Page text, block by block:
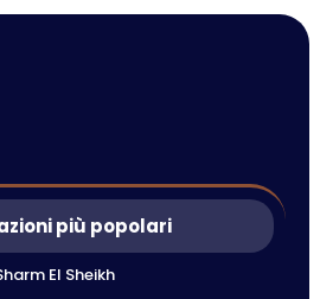
più popolari
El Sheikh